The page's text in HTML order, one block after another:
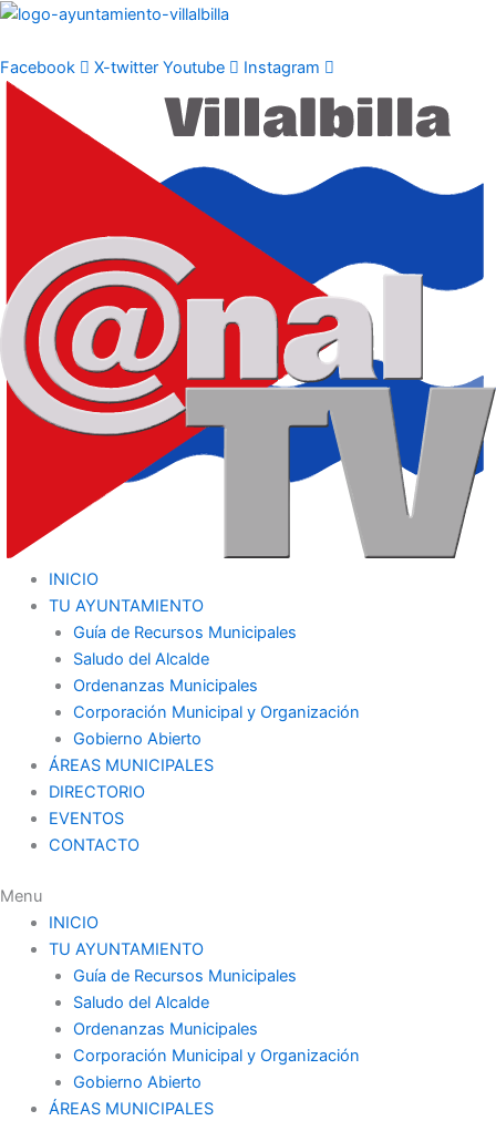
Ir
contenido
Facebook X-twitter Youtube Instagram
INICIO
TU AYUNTAMIENTO
Guía de Recursos Municipales
Saludo del Alcalde
Ordenanzas Municipales
Corporación Municipal y Organización
Gobierno Abierto
ÁREAS MUNICIPALES
DIRECTORIO
EVENTOS
CONTACTO
Menu
INICIO
TU AYUNTAMIENTO
Guía de Recursos Municipales
Saludo del Alcalde
Ordenanzas Municipales
Corporación Municipal y Organización
Gobierno Abierto
ÁREAS MUNICIPALES